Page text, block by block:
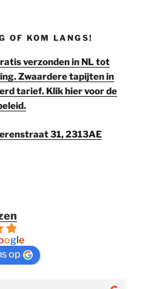
OF KOM LANGS!
verzonden in NL tot
Zwaardere tapijten in
tarief. Klik hier voor de
31, 2313AE
ogle
op